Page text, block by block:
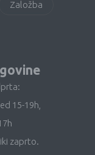
Založba
15-19h,
zaprto.